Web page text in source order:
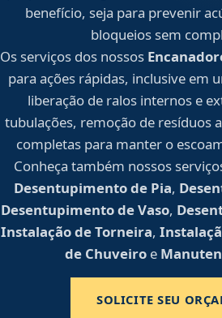
benefício, seja para prevenir
bloqueios sem
Os serviços dos nossos
para ações rápidas, inclusive em
liberação de ralos internos e
tubulações, remoção de resíduos
completas para manter o
Conheça também nossos
Desentupimento de Pia,
Desentupimento de Vaso,
Instalação de Torneira,
de Chuveiro e
SOLICITE SEU